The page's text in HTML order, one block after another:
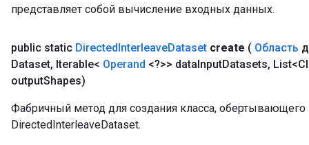
представляет собой вычисление входных данных.
public static DirectedInterleaveDataset create ( Область
Dataset, Iterable< Operand <?>> dataInputDatasets,
outputShapes)
Фабричный метод для создания класса,
DirectedInterleaveDataset.